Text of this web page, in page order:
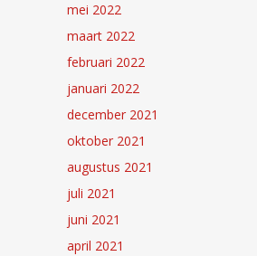
mei 2022
maart 2022
februari 2022
januari 2022
december 2021
oktober 2021
augustus 2021
juli 2021
juni 2021
april 2021